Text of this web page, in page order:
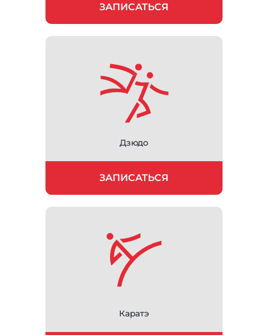
ЗАПИСАТЬСЯ
Дзюдо
ЗАПИСАТЬСЯ
Каратэ